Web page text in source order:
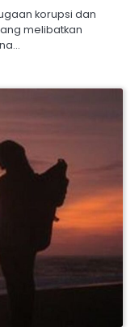
korupsi dan
melibatkan